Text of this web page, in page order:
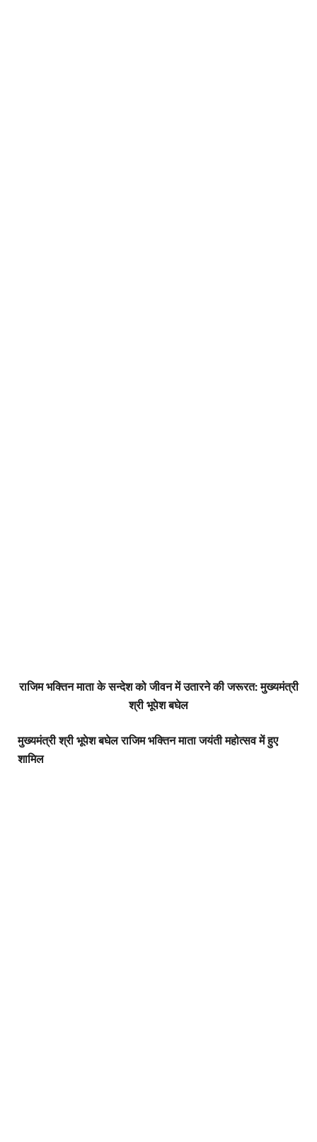
राजिम भक्तिन माता के सन्देश को जीवन में उतारने की जरूरत: मुख्यमंत्री
श्री भूपेश बघेल
मुख्यमंत्री श्री भूपेश बघेल राजिम भक्तिन माता जयंती महोत्सव में हुए
शामिल